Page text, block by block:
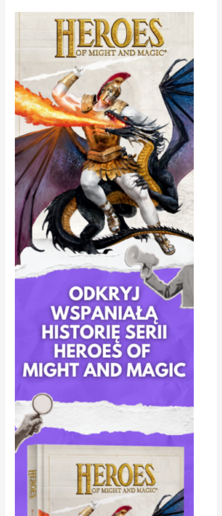
RECENZJA:
Nieśmiertelny
baśń
poślubia
rewolucję